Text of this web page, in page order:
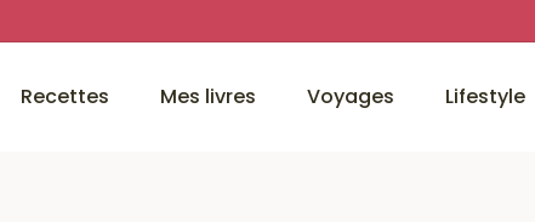
Recettes Mes livres Voyages Lifestyle